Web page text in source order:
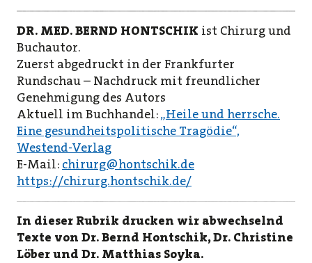
DR. MED. BERND HONTSCHIK ist Chirurg und
Buchautor.
Zuerst abgedruckt in der Frankfurter
Rundschau – Nachdruck mit freundlicher
Genehmigung des Autors
Aktuell im Buchhandel:„Heile und herrsche.
Eine gesundheitspolitische Tragödie“,
Westend-Verlag
E-Mail: chirurg@hontschik.de
https://chirurg.hontschik.de/
In dieser Rubrik drucken wir abwechselnd
Texte von Dr. Bernd Hontschik, Dr. Christine
Löber und Dr. Matthias Soyka.